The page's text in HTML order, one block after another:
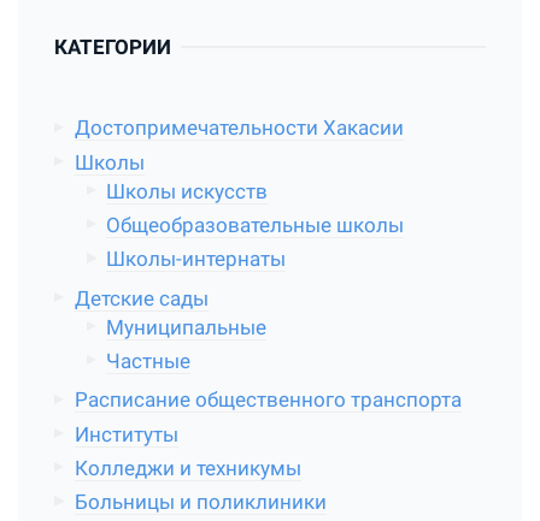
КАТЕГОРИИ
Достопримечательности Хакасии
Школы
Школы искусств
Общеобразовательные школы
Школы-интернаты
Детские сады
Муниципальные
Частные
Расписание общественного транспорта
Институты
Колледжи и техникумы
Больницы и поликлиники